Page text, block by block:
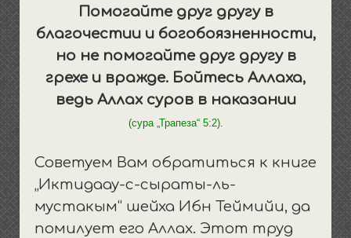
Помогайте друг другу в
благочестии и богобоязненности,
но не помогайте друг другу в
грехе и вражде. Бойтесь Аллаха,
ведь Аллах суров в наказании
(сура „Трапеза“ 5:2).
Советуем Вам обратиться к книге
„Иктидаау-с-сыраты-ль-
мустакым“ шейха Ибн Теймийи, да
помилует его Аллах. Этот труд